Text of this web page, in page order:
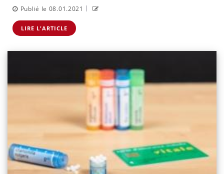
Publié le 08.01.2021 |
LIRE L'ARTICLE